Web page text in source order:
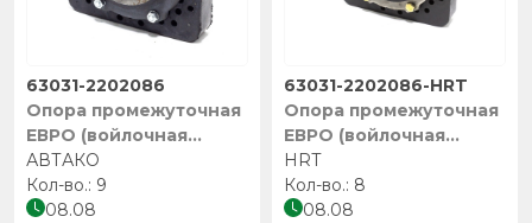
Опора промежуточная
ЕВРО (войлочная
набивка) АУКШ
459000.036.000-01,
Автако
63031-2202086
АВТАКО
9
08.08
Опора промежуточная
ЕВРО (войлочная
набивка), HRT
63031-2202086-HRT
HRT
8
08.08